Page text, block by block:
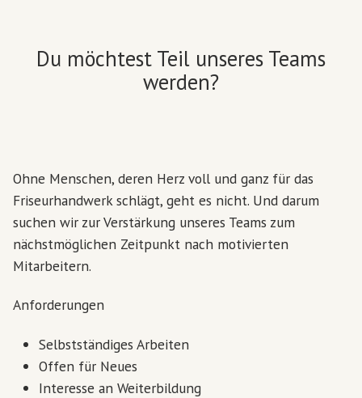
Du möchtest Teil unseres Teams
werden?
Ohne Menschen, deren Herz voll und ganz für das
Friseurhandwerk schlägt, geht es nicht. Und darum
suchen wir zur Verstärkung unseres Teams zum
nächstmöglichen Zeitpunkt nach motivierten
Mitarbeitern.
Anforderungen
Selbstständiges Arbeiten
Offen für Neues
Interesse an Weiterbildung